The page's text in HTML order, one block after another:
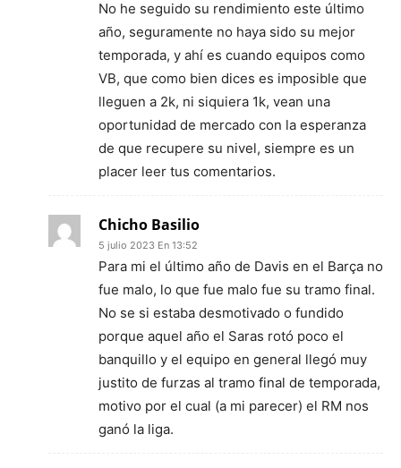
No he seguido su rendimiento este último
año, seguramente no haya sido su mejor
temporada, y ahí es cuando equipos como
VB, que como bien dices es imposible que
lleguen a 2k, ni siquiera 1k, vean una
oportunidad de mercado con la esperanza
de que recupere su nivel, siempre es un
placer leer tus comentarios.
Chicho Basilio
5 julio 2023 En 13:52
Para mi el último año de Davis en el Barça no
fue malo, lo que fue malo fue su tramo final.
No se si estaba desmotivado o fundido
porque aquel año el Saras rotó poco el
banquillo y el equipo en general llegó muy
justito de furzas al tramo final de temporada,
motivo por el cual (a mi parecer) el RM nos
ganó la liga.